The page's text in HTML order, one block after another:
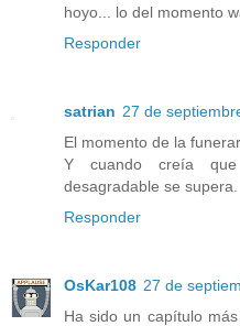
hoyo... lo del momento
Responder
satrian 27 de
El momento de la
Y cuando creía
desagradable se supera.
Responder
OsKar108 27 de
Ha sido un capítulo